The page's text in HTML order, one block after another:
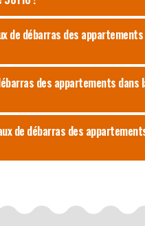
débarras des appartements
des appartements dans
de débarras des